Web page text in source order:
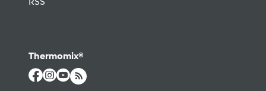
Thermomix®